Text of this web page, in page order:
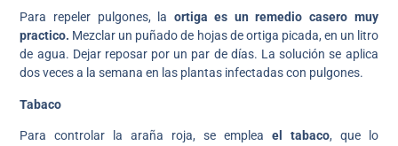
Para repeler pulgones, la ortiga es un remedio casero muy
practico. Mezclar un puñado de hojas de ortiga picada, en un litro
de agua. Dejar reposar por un par de días. La solución se aplica
dos veces a la semana en las plantas infectadas con pulgones.
Tabaco
Para controlar la araña roja, se emplea el tabaco, que lo